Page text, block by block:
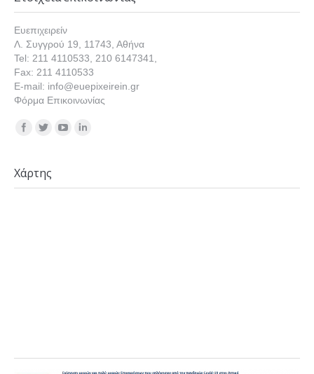
Ευεπιχειρείν
Λ. Συγγρού 19, 11743, Αθήνα
Tel: 211 4110533, 210 6147341,
Fax: 211 4110533
E-mail: info@euepixeirein.gr
Φόρμα Επικοινωνίας
Find us on:
Χάρτης